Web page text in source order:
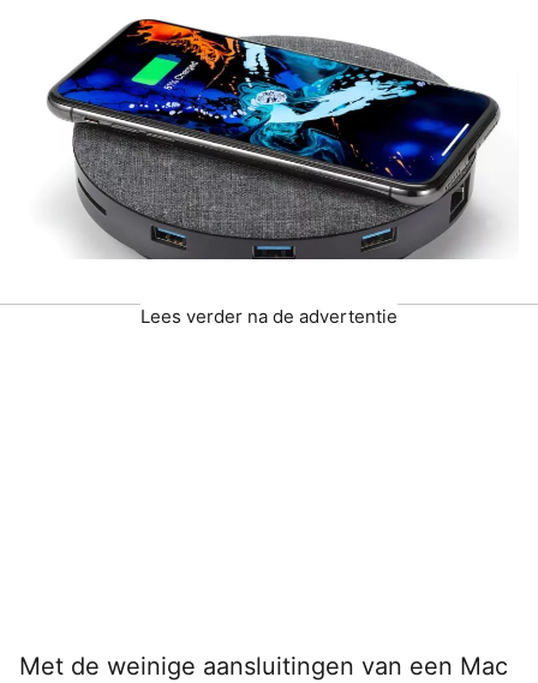
Lees verder na de advertentie
Met de weinige aansluitingen van een Mac